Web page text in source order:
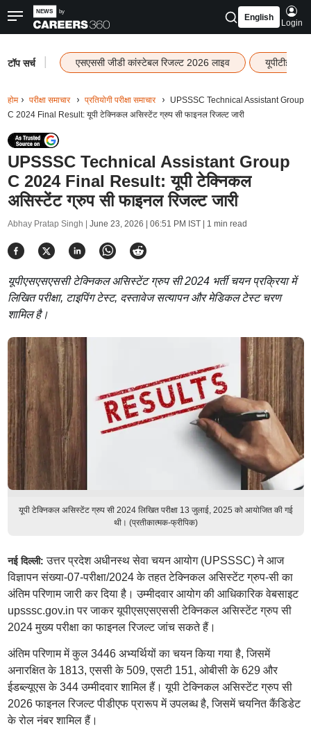
English
Login
टॉप सर्च एसएससी जीडी कांस्टेबल रिजल्ट 2026 लाइव यूपीटीईटी
होम परीक्षा समाचार प्रतियोगी परीक्षा समाचार
UPSSSC Technical Assistant Group
C 2024 Final Result: यूपी टेक्निकल असिस्टेंट ग्रुप सी फाइनल रिजल्ट जारी
UPSSSC Technical Assistant Group
C 2024 Final Result: यूपी टेक्निकल
असिस्टेंट ग्रुप सी फाइनल रिजल्ट जारी
Abhay Pratap Singh | June 23, 2026 | 06:51 PM IST| 1 min read
यूपीएसएसएससी टेक्निकल असिस्टेंट ग्रुप सी 2024 भर्ती चयन प्रक्रिया में
लिखित परीक्षा, टाइपिंग टेस्ट, दस्तावेज सत्यापन और मेडिकल टेस्ट चरण
शामिल है।
यूपी टेक्निकल असिस्टेंट ग्रुप सी 2024 लिखित परीक्षा 13 जुलाई, 2025 को आयोजित की गई
थी। (प्रतीकात्मक-फ्रीपिक)
नई दिल्ली:उत्तर प्रदेश अधीनस्थ सेवा चयन आयोग (UPSSSC) ने आज
विज्ञापन संख्या-07-परीक्षा/2024 के तहत टेक्निकल असिस्टेंट ग्रुप-सी का
अंतिम परिणाम जारी कर दिया है। उम्मीदवार आयोग की आधिकारिक वेबसाइट
upsssc.gov.in पर जाकर यूपीएसएसएससी टेक्निकल असिस्टेंट ग्रुप सी
2024 मुख्य परीक्षा का फाइनल रिजल्ट जांच सकते हैं।
अंतिम परिणाम में कुल 3446 अभ्यर्थियों का चयन किया गया है, जिसमें
अनारक्षित के 1813, एससी के 509, एसटी 151, ओबीसी के 629 और
ईडब्ल्यूएस के 344 उम्मीदवार शामिल हैं। यूपी टेक्निकल असिस्टेंट ग्रुप सी
2026 फाइनल रिजल्ट पीडीएफ प्रारूप में उपलब्ध है, जिसमें चयनित कैंडिडेट
के रोल नंबर शामिल हैं।